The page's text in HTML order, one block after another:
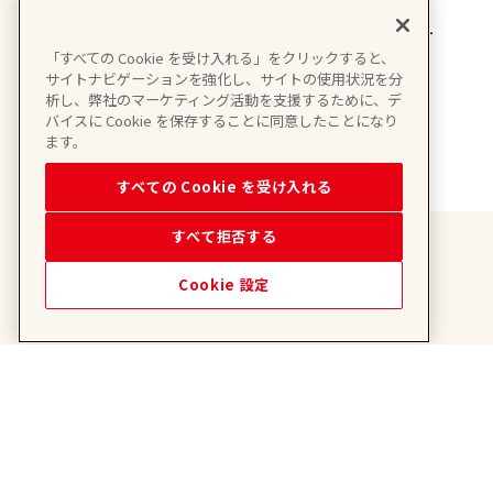
たまご＆カンパニー
【アカウントID】
@760dfozs
「すべての Cookie を受け入れる」をクリックすると、
サイトナビゲーションを強化し、サイトの使用状況を分
析し、弊社のマーケティング活動を支援するために、デ
バイスに Cookie を保存することに同意したことになり
ます。
すべての Cookie を受け入れる
すべて拒否する
Cookie 設定